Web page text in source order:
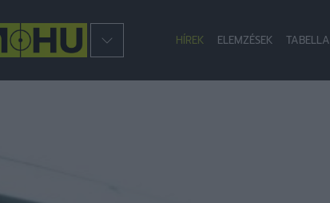
HÍREK ELEMZÉSEK TABELLA